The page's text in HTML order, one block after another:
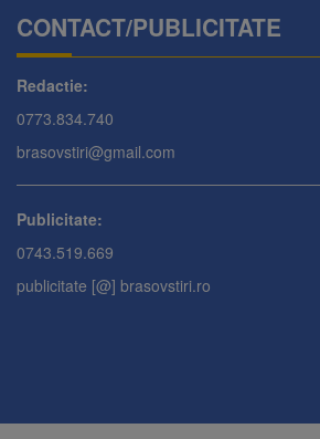
CONTACT/PUBLICITATE
Redactie:
0773.834.740
brasovstiri@gmail.com
Publicitate:
0743.519.669
publicitate [@] brasovstiri.ro